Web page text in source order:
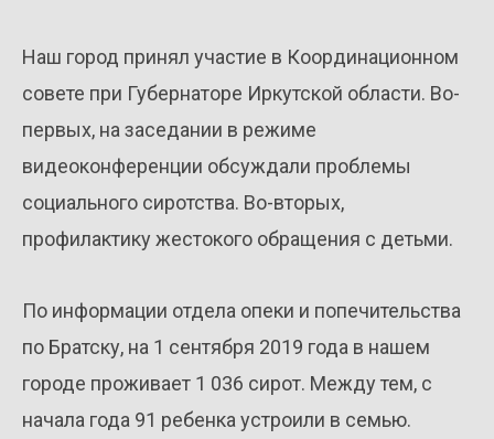
Наш город принял участие в Координационном
совете при Губернаторе Иркутской области. Во-
первых, на заседании в режиме
видеоконференции обсуждали проблемы
социального сиротства. Во-вторых,
профилактику жестокого обращения с детьми.
По информации отдела опеки и попечительства
по Братску, на 1 сентября 2019 года в нашем
городе проживает 1 036 сирот. Между тем, с
начала года 91 ребенка устроили в семью.